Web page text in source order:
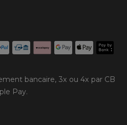
bancaire, 3x ou 4x par CB
Pay.